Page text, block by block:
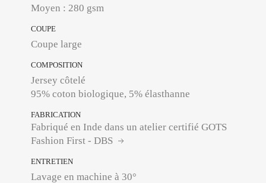
Moyen : 280 gsm
COUPE
Coupe large
COMPOSITION
Jersey côtelé
95% coton biologique, 5% élasthanne
FABRICATION
Fabriqué en Inde dans un atelier certifié GOTS
Fashion First - DBS
ENTRETIEN
Lavage en machine à 30°